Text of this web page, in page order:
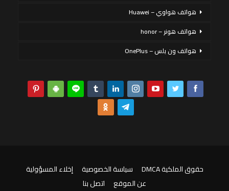
هواتف هواوي – Huawei
هواتف هونر – honor
هواتف ون بلس – OnePlus
حقوق الملكية DMCA سياسة الخصوصية
إخلاء المسؤولية
عن الموقع
اتصل بنا